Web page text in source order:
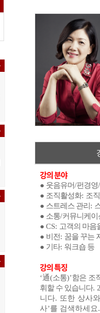
강의 분야
● 웃음유머/펀경영/
● 조직활성화: 조
● 스트레스 관리:
● 소통/커뮤니케이
● CS: 고객의 마음
● 비전: 꿈을 꾸는
● 기타: 워크숍 등
강의 특징
‘通(소통)’함은 조
휘할 수 있습니다.
니다. 또한 상사
사’를 검색하세요.